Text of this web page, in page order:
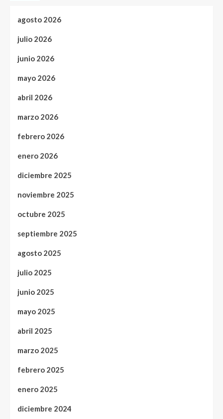
agosto 2026
julio 2026
junio 2026
mayo 2026
abril 2026
marzo 2026
febrero 2026
enero 2026
diciembre 2025
noviembre 2025
octubre 2025
septiembre 2025
agosto 2025
julio 2025
junio 2025
mayo 2025
abril 2025
marzo 2025
febrero 2025
enero 2025
diciembre 2024